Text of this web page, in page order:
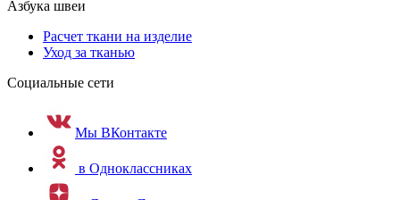
Азбука швеи
Расчет ткани на изделие
Уход за тканью
Социальные сети
Мы ВКонтакте
в Одноклассниках